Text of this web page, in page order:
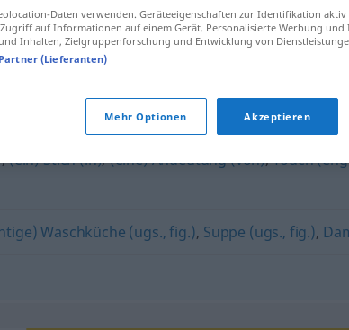
Schleier (≈ Dunst)
,(ein) Stich (in),(eine) Andeutung (von),Touch
Waschküche (ugs., fig.), Suppe (ugs., fig.),
Daten verwenden. Geräteeigenschaften zur Identifikation
auf Informationen auf einem Gerät. Personalisierte Werbung und
Inhalten, Zielgruppenforschung und Entwicklung von
(Lieferanten)
Mehr Optionen Akzeptieren